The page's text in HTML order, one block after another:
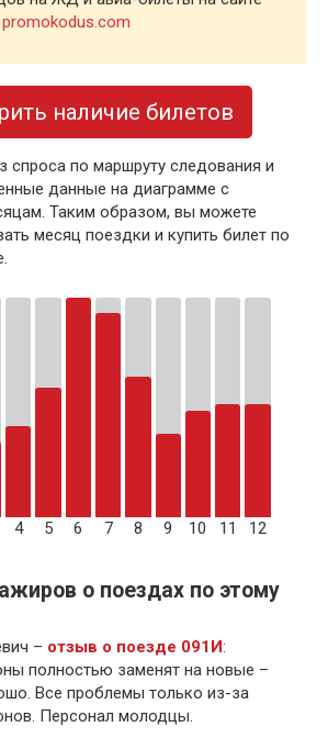
promokodus.com
наличие билетов
спроса по маршруту следования и
данные на диаграмме с
Таким образом, вы можете
месяц поездки и купить билет по
4 5 6 7 8 9 10 11 12
о поездах по этому
– отзыв о поезде 091И:
полностью заменят на новые –
Все проблемы только из-за
Персонал молодцы.